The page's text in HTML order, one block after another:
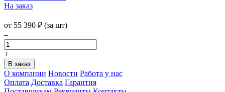
На заказ
от 55 390 ₽ (за шт)
–
+
О компании Новости Работа у нас
Оплата Доставка Гарантия